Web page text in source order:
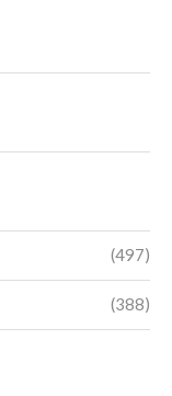
(497)
(388)